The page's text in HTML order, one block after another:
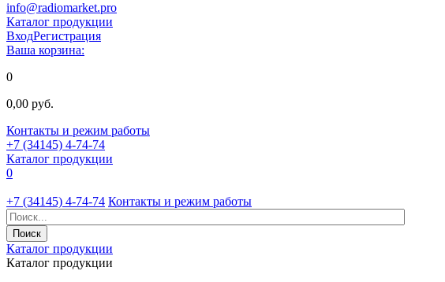
info@radiomarket.pro
Каталог продукции
ВходРегистрация
Ваша корзина:
0
0,00 руб.
Контакты и режим работы
+7 (34145) 4-74-74
Каталог продукции
0
+7 (34145) 4-74-74 Контакты и режим работы
Каталог продукции
Каталог продукции